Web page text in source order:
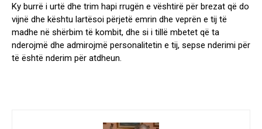
Ky burrë i urtë dhe trim hapi rrugën e vështirë për brezat që do
vijnë dhe kështu lartësoi përjetë emrin dhe veprën e tij të
madhe në shërbim të kombit, dhe si i tillë mbetet që ta
nderojmë dhe admirojmë personalitetin e tij, sepse nderimi për
të është nderim për atdheun.